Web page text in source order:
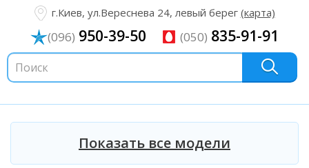
г.Киев, ул.Вереснева 24, левый берег (карта)
(096) 950-39-50 (050) 835-91-91
Показать все модели